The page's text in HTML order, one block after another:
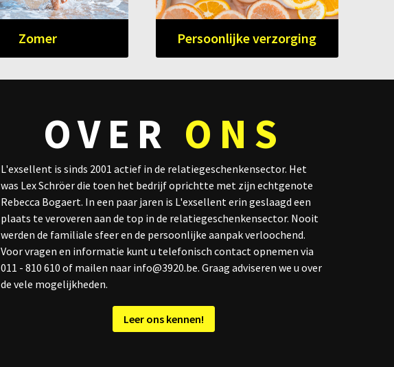
Zomer Persoonlijke verzorging
OVER ONS
L'exsellent is sinds 2001 actief in de relatiegeschenkensector. Het
was Lex Schröer die toen het bedrijf oprichtte met zijn echtgenote
Rebecca Bogaert. In een paar jaren is L'exsellent erin geslaagd een
plaats te veroveren aan de top in de relatiegeschenkensector. Nooit
werden de familiale sfeer en de persoonlijke aanpak verloochend.
Voor vragen en informatie kunt u telefonisch contact opnemen via
011 - 810 610 of mailen naar info@3920.be. Graag adviseren we u over
de vele mogelijkheden.
Leer ons kennen!